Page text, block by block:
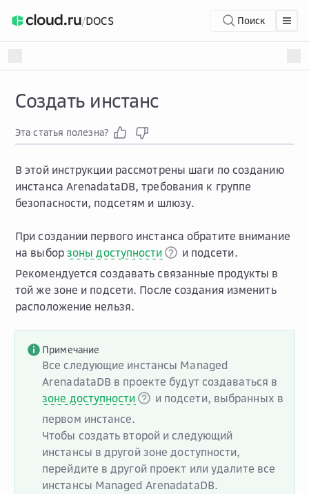
/DOCS Поиск
Создать инстанс
Эта статья полезна?
В этой инструкции рассмотрены шаги по созданию
инстанса ArenadataDB, требования к группе
безопасности, подсетям и шлюзу.
При создании первого инстанса обратите внимание
на выбор зоны доступности
и подсети.
Рекомендуется создавать связанные продукты в
той же зоне и подсети. После создания изменить
расположение нельзя.
Примечание
Все следующие инстансы Managed
ArenadataDB в проекте будут создаваться в
зоне доступности
и подсети, выбранных в
первом инстансе.
Чтобы создать второй и следующий
инстансы в другой зоне доступности,
перейдите в другой проект или удалите все
инстансы Managed ArenadataDB.